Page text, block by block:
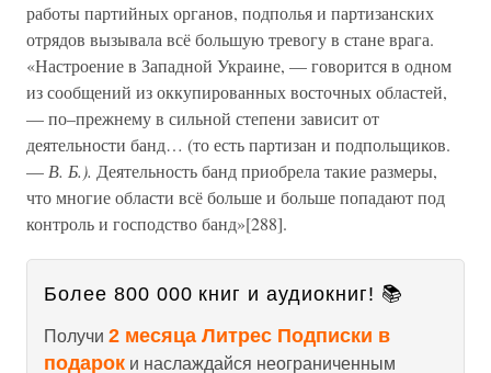
работы партийных органов, подполья и партизанских
отрядов вызывала всё большую тревогу в стане врага.
«Настроение в Западной Украине, — говорится в одном
из сообщений из оккупированных восточных областей,
— по–прежнему в сильной степени зависит от
деятельности банд… (то есть партизан и подпольщиков.
— В. Б.). Деятельность банд приобрела такие размеры,
что многие области всё больше и больше попадают под
контроль и господство банд»[288].
Более 800 000 книг и аудиокниг! 📚
Получи 2 месяца Литрес Подписки в
подарок и наслаждайся неограниченным